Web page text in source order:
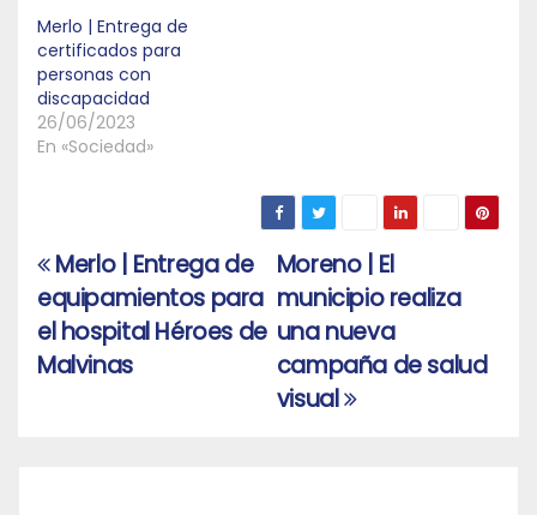
Merlo | Entrega de
certificados para
personas con
discapacidad
26/06/2023
En «Sociedad»
Navegación
de
entradas
Moreno | El
municipio realiza
una nueva
campaña de salud
visual
Merlo | Entrega de
equipamientos para
el hospital Héroes de
Malvinas